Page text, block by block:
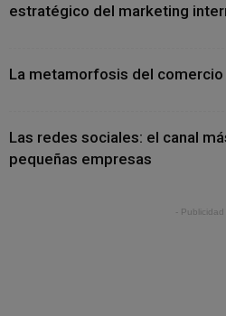
estratégico del marketing
La metamorfosis del
Las redes sociales: el canal
pequeñas empresas
- Publicidad